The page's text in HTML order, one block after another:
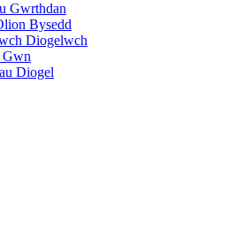
Gwrthdan
Bysedd
Diogelwch
Gwn
Diogel